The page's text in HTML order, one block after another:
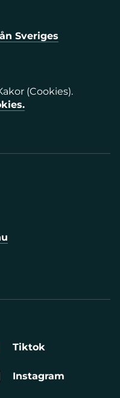
Sveriges
(Cookies).
Tiktok
Instagram